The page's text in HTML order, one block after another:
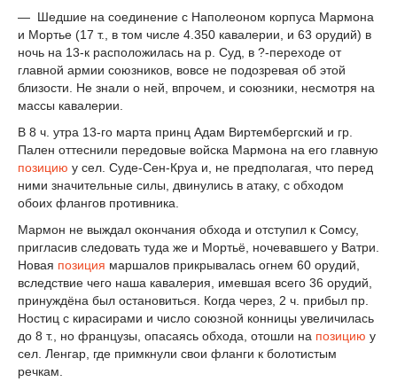
— Шедшие на соединение с Наполеоном корпуса Мармона
и Мортье (17 т., в том числе 4.350 кавалерии, и 63 орудий) в
ночь на 13-к расположилась на р. Суд, в ?-переходе от
главной армии союзников, вовсе не подозревая об этой
близости. Не знали о ней, впрочем, и союзники, несмотря на
массы кавалерии.
В 8 ч. утра 13-го марта принц Адам Виртембергский и гр.
Пален оттеснили передовые войска Мармона на его главную
позицию у сел. Суде-Сен-Круа и, не предполагая, что перед
ними значительные силы, двинулись в атаку, с обходом
обоих флангов противника.
Мармон не выждал окончания обхода и отступил к Сомсу,
пригласив следовать туда же и Мортьё, ночевавшего у Ватри.
Новая позиция маршалов прикрывалась огнем 60 орудий,
вследствие чего наша кавалерия, имевшая всего 36 орудий,
принуждёна был остановиться. Когда через, 2 ч. прибыл пр.
Ностиц с кирасирами и число союзной конницы увеличилась
до 8 т., но французы, опасаясь обхода, отошли на позицию у
сел. Ленгар, где примкнули свои фланги к болотистым
речкам.